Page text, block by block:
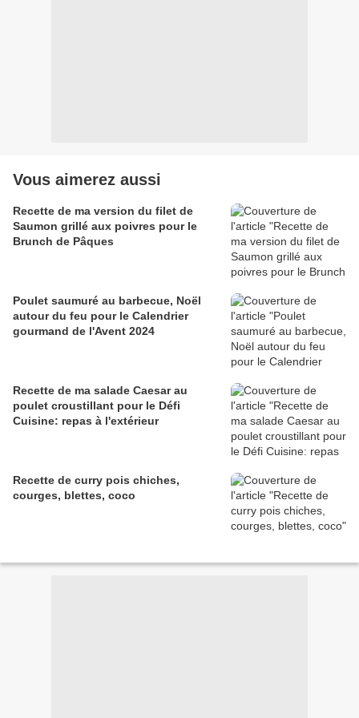
Vous aimerez aussi
Recette de ma version du filet de
Saumon grillé aux poivres pour le
Brunch de Pâques
Poulet saumuré au barbecue, Noël
autour du feu pour le Calendrier
gourmand de l'Avent 2024
Recette de ma salade Caesar au
poulet croustillant pour le Défi
Cuisine: repas à l'extérieur
Recette de curry pois chiches,
courges, blettes, coco